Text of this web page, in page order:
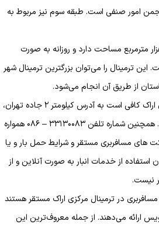
انجمن امور صنفی است. طبقه سوم نیز مربوط به
مرکزی اراک حدود ۹۴ هزار مترمربع مساحت دارد و روزانه به صورت
۲۰۰۰ مسافر است. این ترمینال را می‌توان بزرگترین ترمینال شهر
از طریق آن انجام می‌شود.
برای دسترسی به ترمینال مرکزی اراک کافی است به آدرس کیلومتر ۲ جاده تهران،
جنب هتل امیرکبیر مراجعه کنید. همچنین شماره تلفن ۳۳۱۳۰۰۸۳ – ۰۸۶ همواره
مسافربری مستقر و شرایط حمل بار و یا
استفاده از خدمات انبار به صورت آنلاین و از
حدود ۱۷ شرکت مسافربری در ترمینال مرکزی اراک مستقر هستند
ارائه می‌دهند. از جمله معروف‌ترین این